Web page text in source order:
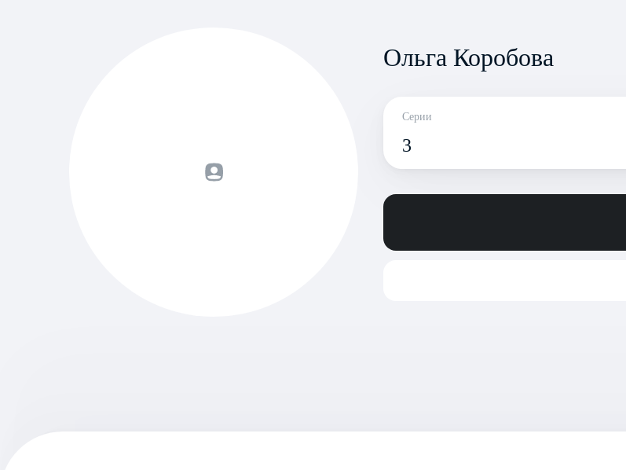
Ольга Коробова
Серии
3